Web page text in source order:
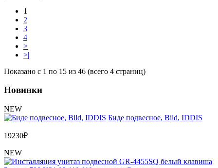
1
2
3
4
>
>|
Показано с 1 по 15 из 46 (всего 4 страниц)
Новинки
NEW
Биде подвесное, Bild, IDDIS
19230₽
NEW